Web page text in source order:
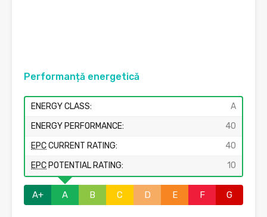
Performanță energetică
ENERGY CLASS:
A
ENERGY PERFORMANCE:
40
EPCCURRENT RATING:
40
EPC POTENTIAL RATING: 10
A+ A B C D E F G